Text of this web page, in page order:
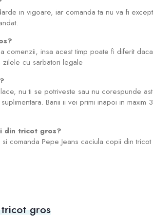
in vigoare, iar comanda ta nu va fi
insa acest timp poate fi diferit
zilele cu sarbatori legale
nu ti se potriveste sau nu corespunde
Banii ii vei primi inapoi in
din tricot gros?
comanda Pepe Jeans caciula copii din
tricot gros